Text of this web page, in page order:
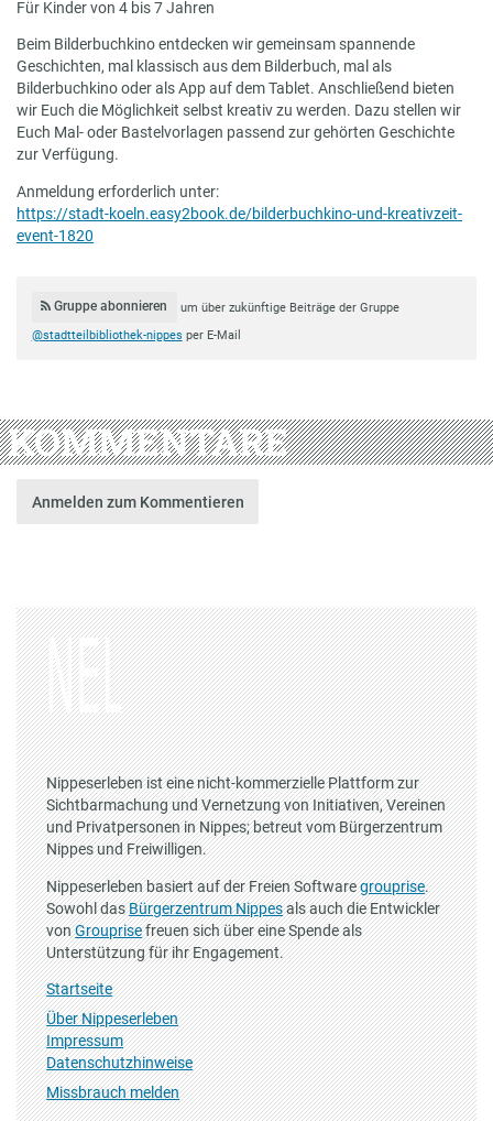
Für Kinder von 4 bis 7 Jahren
Beim Bilderbuchkino entdecken wir gemeinsam spannende
Geschichten, mal klassisch aus dem Bilderbuch, mal als
Bilderbuchkino oder als App auf dem Tablet. Anschließend bieten
wir Euch die Möglichkeit selbst kreativ zu werden. Dazu stellen wir
Euch Mal- oder Bastelvorlagen passend zur gehörten Geschichte
zur Verfügung.
Anmeldung erforderlich unter:
https://stadt-koeln.easy2book.de/bilderbuchkino-und-kreativzeit-
event-1820
Gruppe abonnieren
um über zukünftige Beiträge der Gruppe
@stadtteilbibliothek-nippes per E-Mail
KOMMENTARE
Anmelden zum Kommentieren
Nippeserleben ist eine nicht-kommerzielle Plattform zur
Sichtbarmachung und Vernetzung von Initiativen, Vereinen
und Privatpersonen in Nippes; betreut vom Bürgerzentrum
Nippes und Freiwilligen.
Nippeserleben basiert auf der Freien Softwaregrouprise.
Sowohl dasBürgerzentrum Nippesals auch die Entwickler
vonGrouprisefreuen sich über eine Spende als
Unterstützung für ihr Engagement.
Startseite
Über Nippeserleben
Impressum
Datenschutzhinweise
Missbrauch melden